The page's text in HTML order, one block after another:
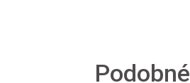
Podobné